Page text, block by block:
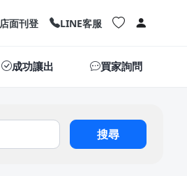
店面刊登 LINE客服
成功讓出 買家詢問
搜尋